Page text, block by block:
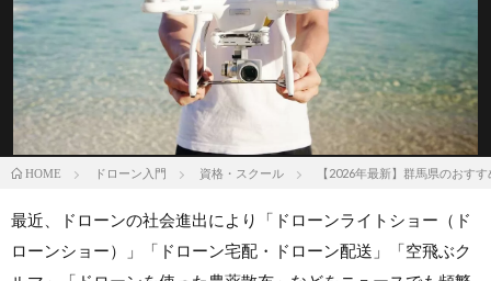
HOME ドローン入門 資格・スクール 【2026年最新】群馬県のおす
最近、ドローンの社会進出により「ドローンライトショー（ド
ローンショー）」「ドローン宅配・ドローン配送」「空飛ぶク